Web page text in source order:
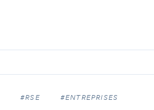
#RSE #ENTREPRISES